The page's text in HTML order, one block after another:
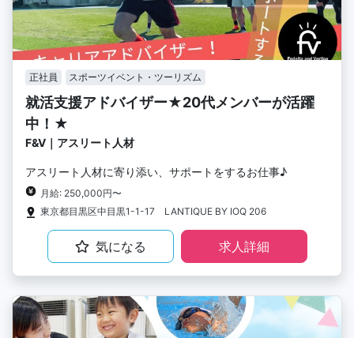
正社員 スポーツイベント・ツーリズム
就活支援アドバイザー★20代メンバーが活躍
中！★
F&V｜アスリート人材
アスリート人材に寄り添い、サポートをするお仕事♪
月給: 250,000円〜
東京都目黒区中目黒1-1-17 LANTIQUE BY IOQ 206
気になる 求人詳細